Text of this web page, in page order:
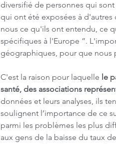
diversifié de personnes qui
qui ont été exposées à d'autres
nous ce qu'ils ont entendu, ce
spécifiques à l'Europe ”.
géographiques, pour que nous
C'est la raison pour laquelle le
santé, des associations
données et leurs analyses, ils
soulignent l’importance de ce
parmi les problèmes les plus
aux gens de la baisse du taux